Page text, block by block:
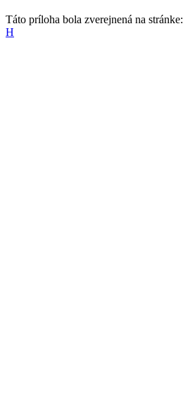
Táto príloha bola zverejnená na stránke:
H